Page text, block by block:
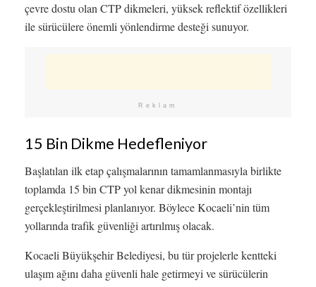
çevre dostu olan CTP dikmeleri, yüksek reflektif özellikleri
ile sürücülere önemli yönlendirme desteği sunuyor.
Reklam
15 Bin Dikme Hedefleniyor
Başlatılan ilk etap çalışmalarının tamamlanmasıyla birlikte
toplamda 15 bin CTP yol kenar dikmesinin montajı
gerçekleştirilmesi planlanıyor. Böylece Kocaeli’nin tüm
yollarında trafik güvenliği artırılmış olacak.
Kocaeli Büyükşehir Belediyesi, bu tür projelerle kentteki
ulaşım ağını daha güvenli hale getirmeyi ve sürücülerin